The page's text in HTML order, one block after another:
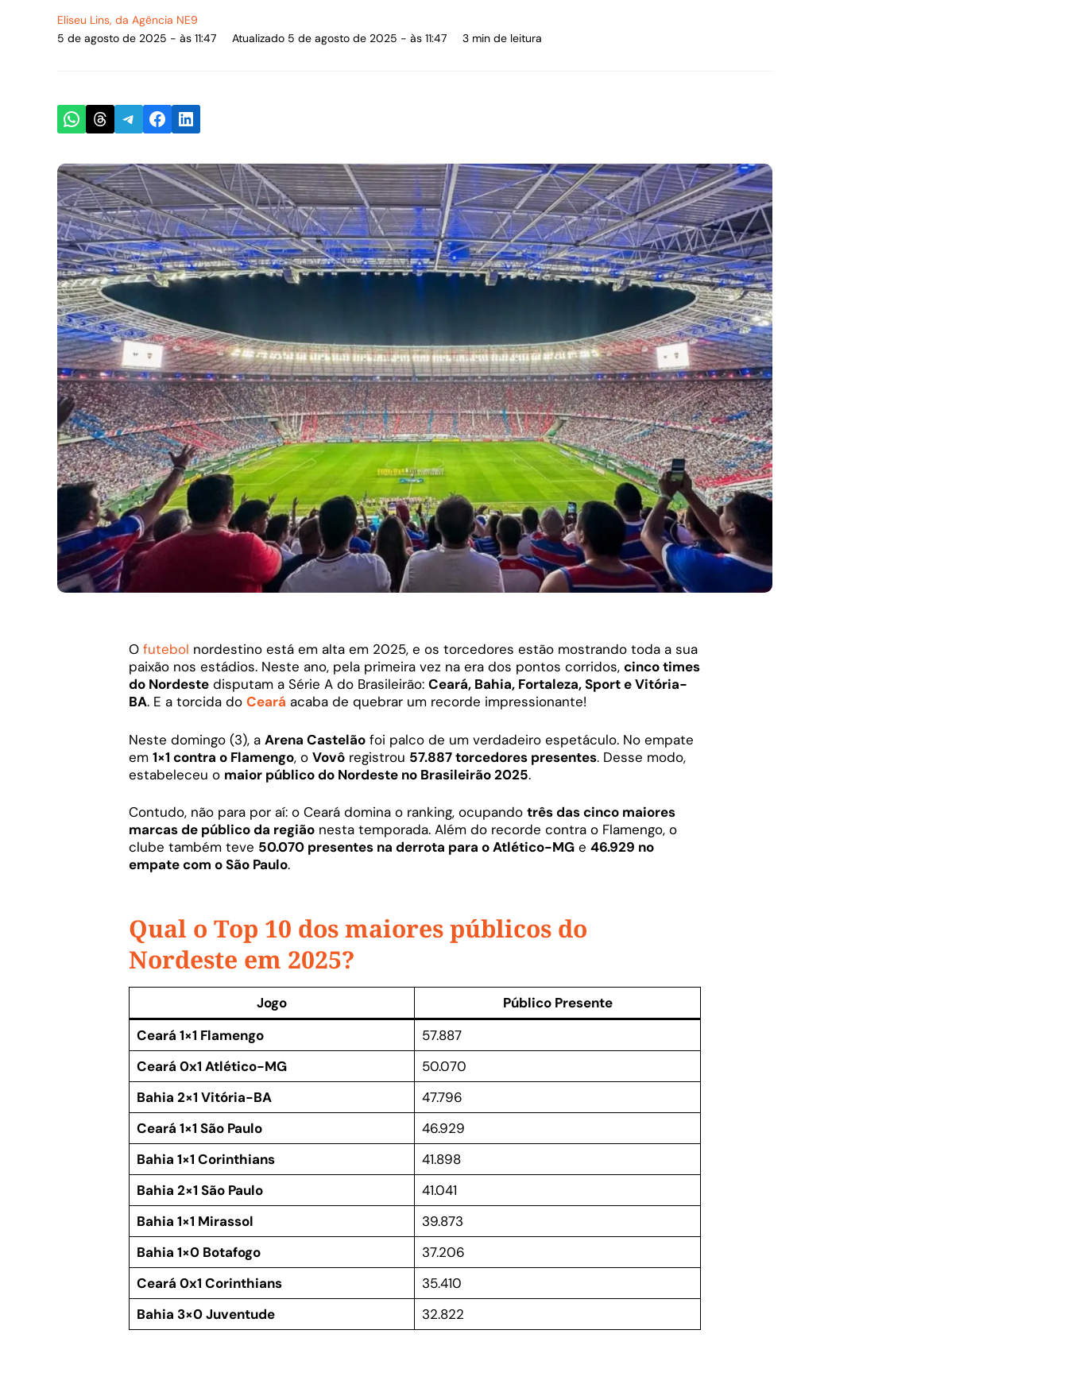
Eliseu Lins, da Agência NE9
5 de agosto de 2025 - às 11:47
Atualizado 5 de agosto de 2025 - às 11:47 3 min de leitura
Share on WhatsApp
Share on Threads
Share on Telegram
Share on Facebook
Share on LinkedIn
O futebol nordestino está em alta em 2025, e os torcedores estão mostrando toda a sua
paixão nos estádios. Neste ano, pela primeira vez na era dos pontos corridos, cinco times
do Nordeste disputam a Série A do Brasileirão: Ceará, Bahia, Fortaleza, Sport e Vitória-
BA. E a torcida do Ceará acaba de quebrar um recorde impressionante!
Neste domingo (3), a Arena Castelão foi palco de um verdadeiro espetáculo. No empate
em 1×1 contra o Flamengo, o Vovô registrou 57.887 torcedores presentes. Desse modo,
estabeleceu o maior público do Nordeste no Brasileirão 2025.
Contudo, não para por aí: o Ceará domina o ranking, ocupando três das cinco maiores
marcas de público da região nesta temporada. Além do recorde contra o Flamengo, o
clube também teve 50.070 presentes na derrota para o Atlético-MG e 46.929 no
empate com o São Paulo.
Qual o Top 10 dos maiores públicos do
Nordeste em 2025?
Jogo
Público Presente
Ceará 1×1 Flamengo
57.887
Ceará 0x1 Atlético-MG
50.070
Bahia 2×1 Vitória-BA
47.796
Ceará 1×1 São Paulo
46.929
Bahia 1×1 Corinthians
41.898
Bahia 2×1 São Paulo
41.041
Bahia 1×1 Mirassol
39.873
Bahia 1×0 Botafogo
37.206
Ceará 0x1 Corinthians
35.410
Bahia 3×0 Juventude
32.822